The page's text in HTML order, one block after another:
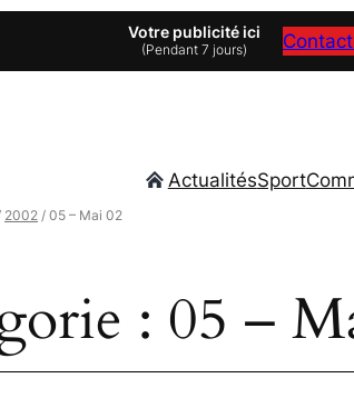
Votre publicité ici
(Pendant 7 jours)
ActualitésSport
2002 / 05 – Mai 02
: 05 –